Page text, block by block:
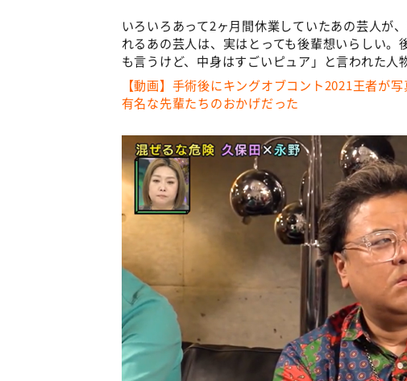
いろいろあって2ヶ月間休業していたあの芸人
れるあの芸人は、実はとっても後輩想いらしい
も言うけど、中身はすごいピュア」と言われた
【動画】手術後にキングオブコント2021王者
有名な先輩たちのおかげだった